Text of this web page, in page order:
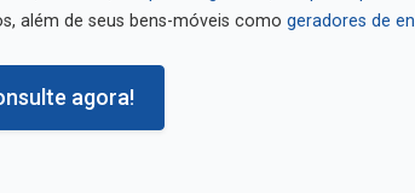
além de seus bens-móveis como
geradores de
agora!